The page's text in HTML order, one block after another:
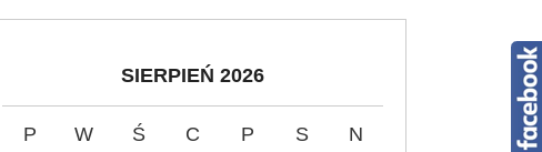
SIERPIEŃ 2026
P W Ś C P S
N